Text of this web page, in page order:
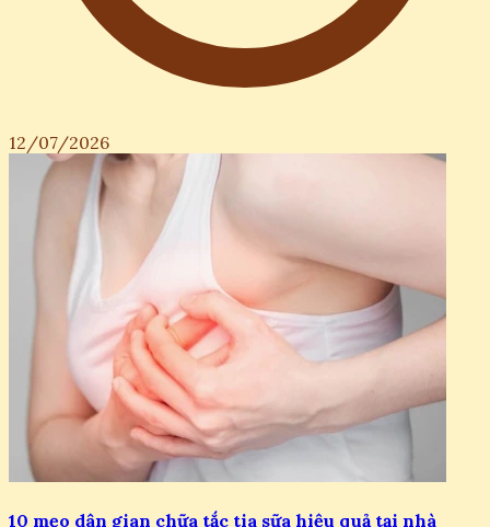
12/07/2026
10 mẹo dân gian chữa tắc tia sữa hiệu quả tại nhà